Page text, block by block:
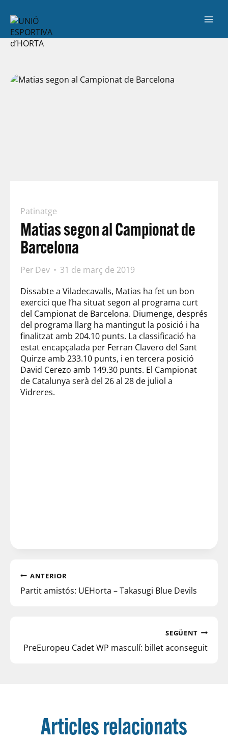
Patinatge
Matias segon al Campionat de
Barcelona
Per Dev
31 de març de 2019
Dissabte a Viladecavalls, Matias ha fet un bon
exercici que l’ha situat segon al programa curt
del Campionat de Barcelona. Diumenge, després
del programa llarg ha mantingut la posició i ha
finalitzat amb 204.10 punts. La classificació ha
estat encapçalada per Ferran Clavero del Sant
Quirze amb 233.10 punts, i en tercera posició
David Cerezo amb 149.30 punts. El Campionat
de Catalunya serà del 26 al 28 de juliol a
Vidreres.
ANTERIOR
Partit amistós: UEHorta – Takasugi Blue Devils
SEGÜENT
PreEuropeu Cadet WP masculí: billet aconseguit
Articles relacionats